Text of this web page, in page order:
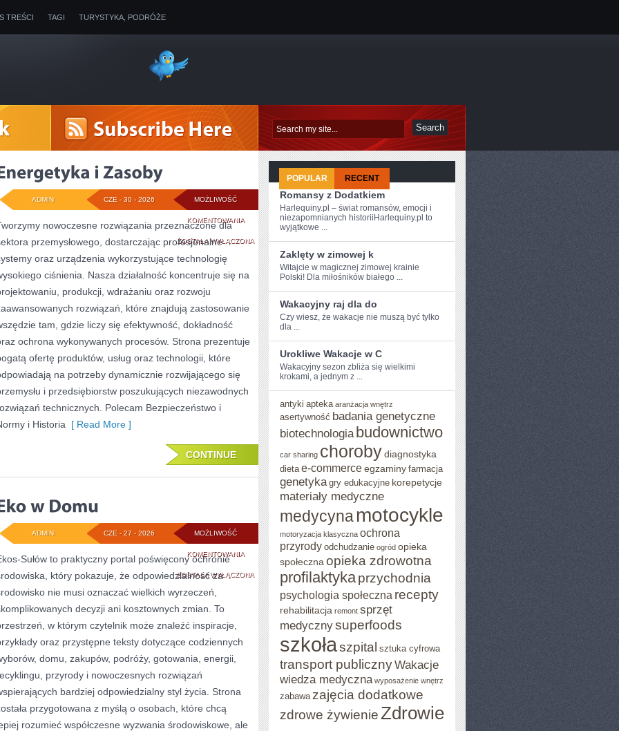
TREŚCI TAGI TURYSTYKA, PODRÓŻE
MOŻLIWOŚĆ
KOMENTOWANIAENERGETYKA
I
ZASOBY
ZOSTAŁA WYŁĄCZONA
CZE - 30 - 2026
ADMIN
nowoczesne rozwiązania przeznaczone dla
przemysłowego, dostarczając profesjonalne
oraz urządzenia wykorzystujące technologię
ciśnienia. Nasza działalność koncentruje się na
produkcji, wdrażaniu oraz rozwoju
rozwiązań, które znajdują zastosowanie
tam, gdzie liczy się efektywność, dokładność
ochrona wykonywanych procesów. Strona prezentuje
ofertę produktów, usług oraz technologii, które
na potrzeby dynamicznie rozwijającego się
i przedsiębiorstw poszukujących niezawodnych
technicznych. Polecam Bezpieczeństwo i
i Historia [ Read More ]
CONTINUE
MOŻLIWOŚĆ
KOMENTOWANIAEKO
W
DOMU
ZOSTAŁA WYŁĄCZONA
CZE - 27 - 2026
ADMIN
Sułów to praktyczny portal poświęcony ochronie
który pokazuje, że odpowiedzialność za
nie musi oznaczać wielkich wyrzeczeń,
decyzji ani kosztownych zmian. To
w którym czytelnik może znaleźć inspiracje,
oraz przystępne teksty dotyczące codziennych
domu, zakupów, podróży, gotowania, energii,
przyrody i nowoczesnych rozwiązań
bardziej odpowiedzialny styl życia. Strona
przygotowana z myślą o osobach, które chcą
rozumieć współczesne wyzwania środowiskowe, ale
POPULAR RECENT
Romansy z Dodatkiem
Harlequiny.pl – świat romansów, emocji i
niezapomnianych historiiHarlequiny.pl to
wyjątkowe ...
Zaklęty w zimowej k
Witajcie w magicznej zimowej krainie
Polski! Dla miłośników białego ...
Wakacyjny raj dla do
Czy wiesz, ⁤że wakacje nie muszą być ​tylko
dla ...
Urokliwe Wakacje w C
Wakacyjny sezon zbliża ‌się ⁣wielkimi
‍krokami, a jednym z ...
antyki apteka aranżacja wnętrz
asertywność badania genetyczne
biotechnologia budownictwo
car sharing chorobydiagnostyka
dieta e-commerceegzaminy farmacja
genetyka gry edukacyjne korepetycje
materiały medyczne
medycynamotocykle
motoryzacja klasyczna ochrona
przyrody odchudzanie ogród opieka
społeczna opieka zdrowotna
profilaktykaprzychodnia
psychologia społeczna recepty
rehabilitacja remont sprzęt
medycznysuperfoods
szkołaszpital sztuka cyfrowa
transport publicznyWakacje
wiedza medyczna wyposażenie wnętrz
zabawa zajęcia dodatkowe
zdrowe żywienieZdrowie